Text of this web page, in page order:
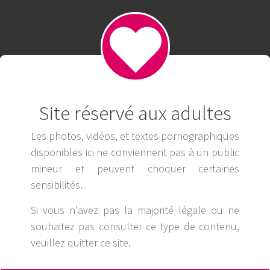
Site réservé aux adultes
Les photos, vidéos, et textes pornographiques
disponibles ici ne conviennent pas à un public
mineur et peuvent choquer certaines
sensibilités.
Si vous n'avez pas la majorité légale ou ne
souhaitez pas consulter ce type de contenu,
veuillez quitter ce site.